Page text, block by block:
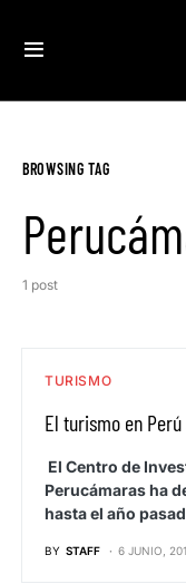
BROWSING TAG
1 post
TURISMO
El turismo en
El Centro de
Perucámaras ha
hasta el año
BY STAFF 6 JUNIO,